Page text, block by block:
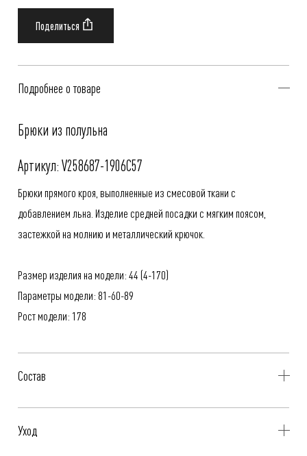
Подробнее о товаре
Брюки из полульна
Артикул: V258687-1906C57
Брюки прямого кроя, выполненные из смесовой ткани с
добавлением льна. Изделие средней посадки с мягким поясом,
застежкой на молнию и металлический крючок.
Размер изделия на модели: 44 (4-170)
Параметры модели: 81-60-89
Рост модели: 178
Состав
Уход